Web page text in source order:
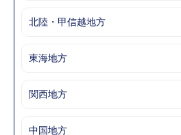
北陸・甲信越地方
東海地方
関西地方
中国地方